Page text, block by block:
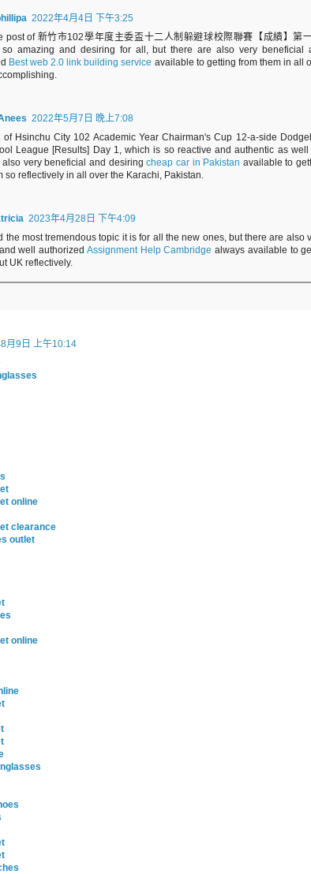
2022年4月4日 下午3:25
post of 新竹市102學年度主委盃十二人制躲避球校際聯賽【成績】第一
amazing and desiring for all, but there are also very beneficial
Best web 2.0 link building service available to getting from them in all
2022年5月7日 晚上7:08
of Hsinchu City 102 Academic Year Chairman's Cup 12-a-side
League [Results] Day 1, which is so reactive and authentic as well
also very beneficial and desiringcheap car in Pakistan available to
so reflectively in all over the Karachi, Pakistan.
2023年4月28日 下午4:09
the most tremendous topic it is for all the new ones, but there are also
well authorized Assignment Help Cambridge always available to
UK reflectively.
月9日 上午10:14
online
clearance
outlet
online